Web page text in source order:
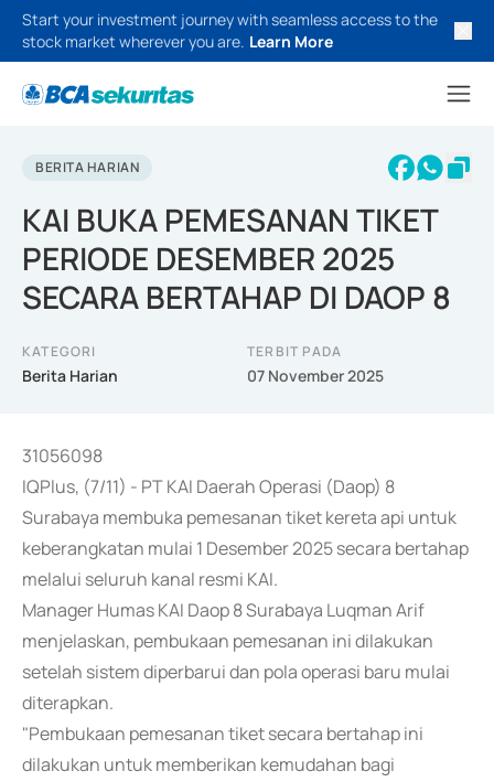
Start your investment journey with seamless access to the
stock market wherever you are. Learn More
BERITA HARIAN
KAI BUKA PEMESANAN TIKET
PERIODE DESEMBER 2025
SECARA BERTAHAP DI DAOP 8
KATEGORI
Berita Harian
TERBIT PADA
07 November 2025
31056098
IQPlus, (7/11) - PT KAI Daerah Operasi (Daop) 8
Surabaya membuka pemesanan tiket kereta api untuk
keberangkatan mulai 1 Desember 2025 secara bertahap
melalui seluruh kanal resmi KAI.
Manager Humas KAI Daop 8 Surabaya Luqman Arif
menjelaskan, pembukaan pemesanan ini dilakukan
setelah sistem diperbarui dan pola operasi baru mulai
diterapkan.
"Pembukaan pemesanan tiket secara bertahap ini
dilakukan untuk memberikan kemudahan bagi